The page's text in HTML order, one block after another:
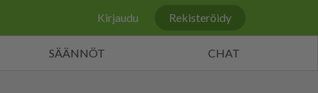
Kirjaudu Rekisteröidy
SÄÄNNÖT CHAT